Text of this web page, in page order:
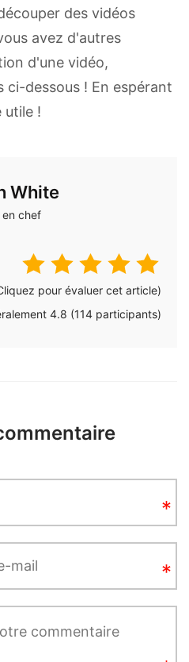
des vidéos
avez d'autres
d'une vidéo,
ci-dessous ! En espérant
utile !
White
en chef
pour évaluer cet article)
4.8 (114 participants)